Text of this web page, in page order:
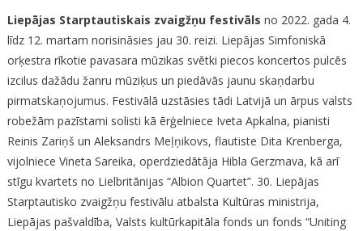
Liepājas Starptautiskais zvaigžņu festivāls no 2022. gada 4.
līdz 12. martam norisināsies jau 30. reizi. Liepājas Simfoniskā
orķestra rīkotie pavasara mūzikas svētki piecos koncertos pulcēs
izcilus dažādu žanru mūziķus un piedāvās jaunu skaņdarbu
pirmatskaņojumus. Festivālā uzstāsies tādi Latvijā un ārpus valsts
robežām pazīstami solisti kā ērģelniece Iveta Apkalna, pianisti
Reinis Zariņš un Aleksandrs Meļņikovs, flautiste Dita Krenberga,
vijolniece Vineta Sareika, operdziedātāja Hibla Gerzmava, kā arī
stīgu kvartets no Lielbritānijas “Albion Quartet”. 30. Liepājas
Starptautisko zvaigžņu festivālu atbalsta Kultūras ministrija,
Liepājas pašvaldība, Valsts kultūrkapitāla fonds un fonds “Uniting